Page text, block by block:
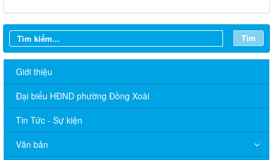
Tìm
Giới thiệu
Đại biểu HĐND phường Đồng Xoài
Tin Tức - Sự kiện
Văn bản